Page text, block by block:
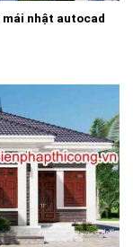
mái nhật autocad